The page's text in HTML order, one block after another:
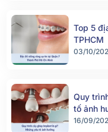
Top 5
TPHCM
03/10/
Quy
tố ảnh
16/09/